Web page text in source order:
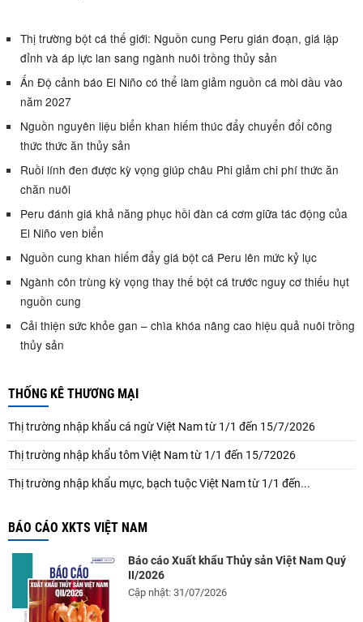
Thị trường bột cá thế giới: Nguồn cung Peru gián đoạn, giá lập
đỉnh và áp lực lan sang ngành nuôi trồng thủy sản
Ấn Độ cảnh báo El Niño có thể làm giảm nguồn cá mòi dầu vào
năm 2027
Nguồn nguyên liệu biển khan hiếm thúc đẩy chuyển đổi công
thức thức ăn thủy sản
Ruồi lính đen được kỳ vọng giúp châu Phi giảm chi phí thức ăn
chăn nuôi
Peru đánh giá khả năng phục hồi đàn cá cơm giữa tác động của
El Niño ven biển
Nguồn cung khan hiếm đẩy giá bột cá Peru lên mức kỷ lục
Ngành côn trùng kỳ vọng thay thế bột cá trước nguy cơ thiếu hụt
nguồn cung
Cải thiện sức khỏe gan – chìa khóa nâng cao hiệu quả nuôi trồng
thủy sản
THỐNG KÊ THƯƠNG MẠI
Thị trường nhập khẩu cá ngừ Việt Nam từ 1/1 đến 15/7/2026
Thị trường nhập khẩu tôm Việt Nam từ 1/1 đến 15/72026
Thị trường nhập khẩu mực, bạch tuộc Việt Nam từ 1/1 đến...
BÁO CÁO XKTS VIỆT NAM
Báo cáo Xuất khẩu Thủy sản Việt Nam Quý
II/2026
Cập nhật: 31/07/2026